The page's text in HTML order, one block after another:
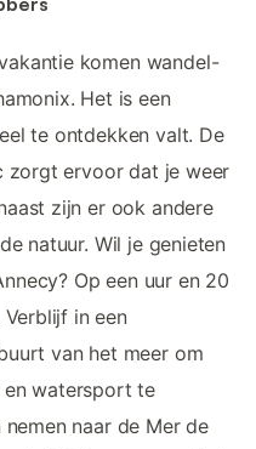
komen wandel-
Het is een
te ontdekken valt. De
zorgt ervoor dat je weer
zijn er ook andere
natuur. Wil je genieten
Op een uur en 20
in een
van het meer om
en watersport te
naar de Mer de